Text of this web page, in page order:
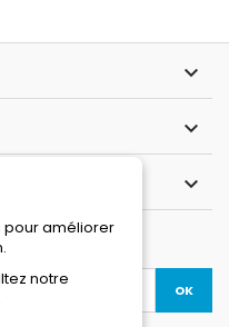



pour améliorer
notre